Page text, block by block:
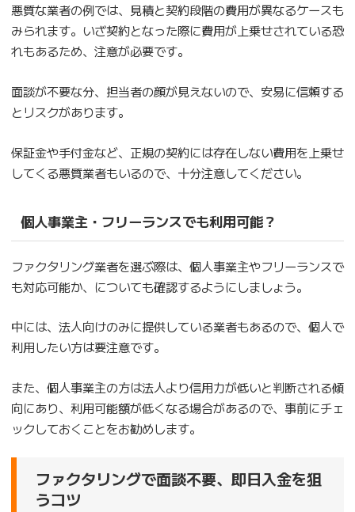
悪質な業者の例では、見積と契約段階の費用が異なるケースも
みられます。いざ契約となった際に費用が上乗せされている恐
れもあるため、注意が必要です。
面談が不要な分、担当者の顔が見えないので、安易に信頼する
とリスクがあります。
保証金や手付金など、正規の契約には存在しない費用を上乗せ
してくる悪質業者もいるので、十分注意してください。
個人事業主・フリーランスでも利用可能？
ファクタリング業者を選ぶ際は、個人事業主やフリーランスで
も対応可能か、についても確認するようにしましょう。
中には、法人向けのみに提供している業者もあるので、個人で
利用したい方は要注意です。
また、個人事業主の方は法人より信用力が低いと判断される傾
向にあり、利用可能額が低くなる場合があるので、事前にチェ
ックしておくことをお勧めします。
ファクタリングで面談不要、即日入金を狙
うコツ